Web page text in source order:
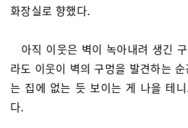
화장실로 향했다.
아직 이웃은 벽이 녹아내려 생긴
라도 이웃이 벽의 구멍을 발견하는
는 집에 없는 듯 보이는 게 나을 테
다.